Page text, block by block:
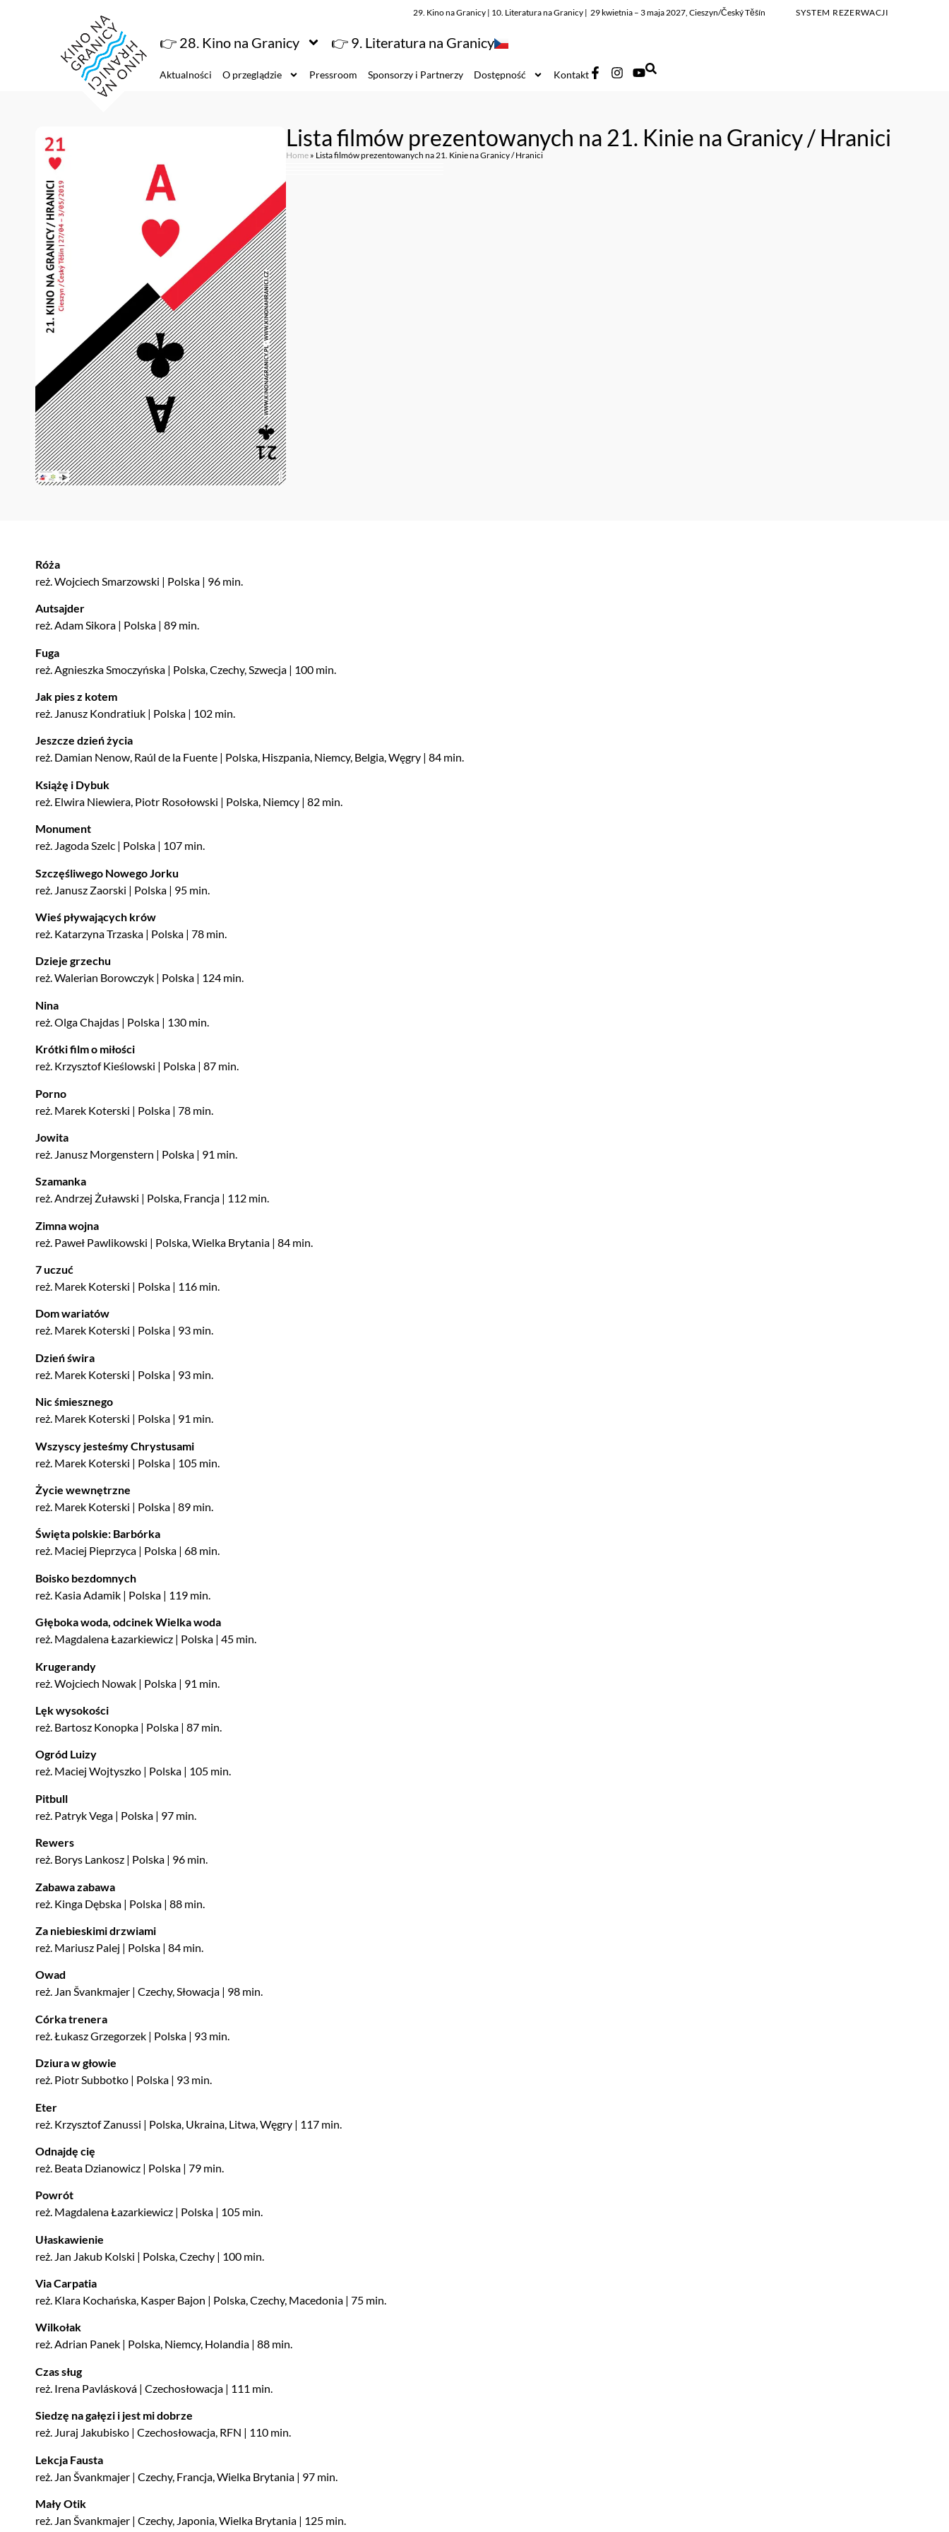
29. Kino na Granicy | 10. Literatura na Granicy | 29 kwietnia – 3 maja 2027, Cieszyn/Český Těšín SYSTEM REZERWACJI
👉 28. Kino na Granicy 👉 9. Literatura na Granicy
Aktualności O przeglądzie Pressroom Sponsorzy i Partnerzy Dostępność Kontakt
Lista filmów prezentowanych na 21. Kinie na Granicy / Hranici
Home » Lista filmów prezentowanych na 21. Kinie na Granicy / Hranici
Róża
reż. Wojciech Smarzowski | Polska | 96 min.
Autsajder
reż. Adam Sikora | Polska | 89 min.
Fuga
reż. Agnieszka Smoczyńska | Polska, Czechy, Szwecja | 100 min.
Jak pies z kotem
reż. Janusz Kondratiuk | Polska | 102 min.
Jeszcze dzień życia
reż. Damian Nenow, Raúl de la Fuente | Polska, Hiszpania, Niemcy, Belgia, Węgry | 84 min.
Książę i Dybuk
reż. Elwira Niewiera, Piotr Rosołowski | Polska, Niemcy | 82 min.
Monument
reż. Jagoda Szelc | Polska | 107 min.
Szczęśliwego Nowego Jorku
reż. Janusz Zaorski | Polska | 95 min.
Wieś pływających krów
reż. Katarzyna Trzaska | Polska | 78 min.
Dzieje grzechu
reż. Walerian Borowczyk | Polska | 124 min.
Nina
reż. Olga Chajdas | Polska | 130 min.
Krótki film o miłości
reż. Krzysztof Kieślowski | Polska | 87 min.
Porno
reż. Marek Koterski | Polska | 78 min.
Jowita
reż. Janusz Morgenstern | Polska | 91 min.
Szamanka
reż. Andrzej Żuławski | Polska, Francja | 112 min.
Zimna wojna
reż. Paweł Pawlikowski | Polska, Wielka Brytania | 84 min.
7 uczuć
reż. Marek Koterski | Polska | 116 min.
Dom wariatów
reż. Marek Koterski | Polska | 93 min.
Dzień świra
reż. Marek Koterski | Polska | 93 min.
Nic śmiesznego
reż. Marek Koterski | Polska | 91 min.
Wszyscy jesteśmy Chrystusami
reż. Marek Koterski | Polska | 105 min.
Życie wewnętrzne
reż. Marek Koterski | Polska | 89 min.
Święta polskie: Barbórka
reż. Maciej Pieprzyca | Polska | 68 min.
Boisko bezdomnych
reż. Kasia Adamik | Polska | 119 min.
Głęboka woda, odcinek Wielka woda
reż. Magdalena Łazarkiewicz | Polska | 45 min.
Krugerandy
reż. Wojciech Nowak | Polska | 91 min.
Lęk wysokości
reż. Bartosz Konopka | Polska | 87 min.
Ogród Luizy
reż. Maciej Wojtyszko | Polska | 105 min.
Pitbull
reż. Patryk Vega | Polska | 97 min.
Rewers
reż. Borys Lankosz | Polska | 96 min.
Zabawa zabawa
reż. Kinga Dębska | Polska | 88 min.
Za niebieskimi drzwiami
reż. Mariusz Palej | Polska | 84 min.
Owad
reż. Jan Švankmajer | Czechy, Słowacja | 98 min.
Córka trenera
reż. Łukasz Grzegorzek | Polska | 93 min.
Dziura w głowie
reż. Piotr Subbotko | Polska | 93 min.
Eter
reż. Krzysztof Zanussi | Polska, Ukraina, Litwa, Węgry | 117 min.
Odnajdę cię
reż. Beata Dzianowicz | Polska | 79 min.
Powrót
reż. Magdalena Łazarkiewicz | Polska | 105 min.
Ułaskawienie
reż. Jan Jakub Kolski | Polska, Czechy | 100 min.
Via Carpatia
reż. Klara Kochańska, Kasper Bajon | Polska, Czechy, Macedonia | 75 min.
Wilkołak
reż. Adrian Panek | Polska, Niemcy, Holandia | 88 min.
Czas sług
reż. Irena Pavlásková | Czechosłowacja | 111 min.
Siedzę na gałęzi i jest mi dobrze
reż. Juraj Jakubisko | Czechosłowacja, RFN | 110 min.
Lekcja Fausta
reż. Jan Švankmajer | Czechy, Francja, Wielka Brytania | 97 min.
Mały Otik
reż. Jan Švankmajer | Czechy, Japonia, Wielka Brytania | 125 min.